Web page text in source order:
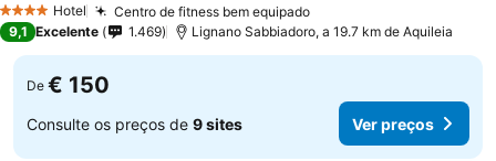
4 EstrelasHotel Centro de fitness bem equipado
9,1 Excelente 1.469 Lignano Sabbiadoro, a 19.7 km de Aquileia
De € 150
Consulte os preços de 9 sites Ver preços